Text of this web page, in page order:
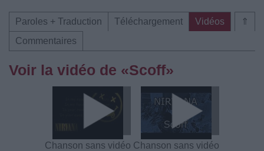
⇑
Paroles + Traduction Téléchargement
Vidéos
Commentaires
Voir la vidéo de «Scoff»
Chanson sans vidéo Chanson sans vidéo